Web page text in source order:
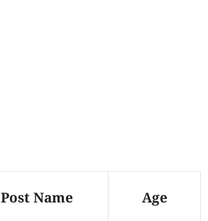
Post Name Age